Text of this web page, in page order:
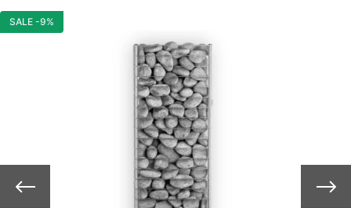
SALE -9%